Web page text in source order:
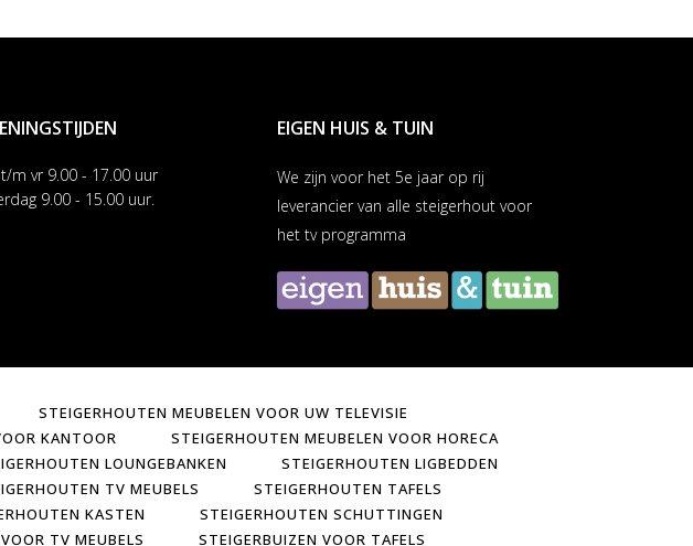
m vr 9.00 - 17.00 uur
9.00 - 15.00 uur.
EIGEN HUIS & TUIN
We zijn voor het 5e jaar op rij
leverancier van alle steigerhout voor
het tv programma
STEIGERHOUTEN MEUBELEN VOOR UW TELEVISIE
KANTOOR
STEIGERHOUTEN MEUBELEN VOOR HORECA
LOUNGEBANKEN
STEIGERHOUTEN LIGBEDDEN
TV MEUBELS
STEIGERHOUTEN TAFELS
KASTEN
STEIGERHOUTEN SCHUTTINGEN
TV MEUBELS STEIGERBUIZEN VOOR TAFELS